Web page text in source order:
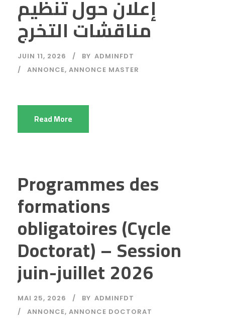
إعلان حول تنظيم
مناقشات التخرج
JUIN 11, 2026 BY ADMINFDT
ANNONCE, ANNONCE MASTER
Read More
Programmes des
formations
obligatoires (Cycle
Doctorat) – Session
juin-juillet 2026
MAI 25, 2026 BY ADMINFDT
ANNONCE, ANNONCE DOCTORAT